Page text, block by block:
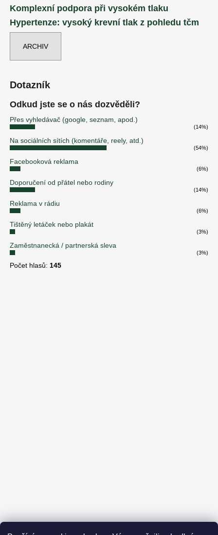
Komplexní podpora při vysokém tlaku
Hypertenze: vysoký krevní tlak z pohledu tčm
ARCHIV
Dotazník
Odkud jste se o nás dozvěděli?
Přes vyhledávač (google, seznam, apod.)
(14%)
Na sociálních sítích (komentáře, reely, atd.)
(54%)
Facebooková reklama
(6%)
Doporučení od přátel nebo rodiny
(14%)
Reklama v rádiu
(6%)
Tištěný letáček nebo plakát
(3%)
Zaměstnanecká / partnerská sleva
(3%)
Počet hlasů: 145